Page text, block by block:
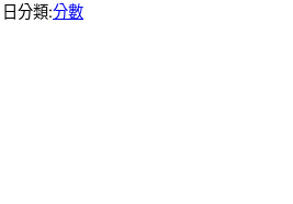
分類:分數